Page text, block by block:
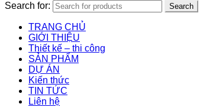
Search for:
Search
TRANG CHỦ
GIỚI THIỆU
Thiết kế – thi công
SẢN PHẨM
DỰ ÁN
Kiến thức
TIN TỨC
Liên hệ